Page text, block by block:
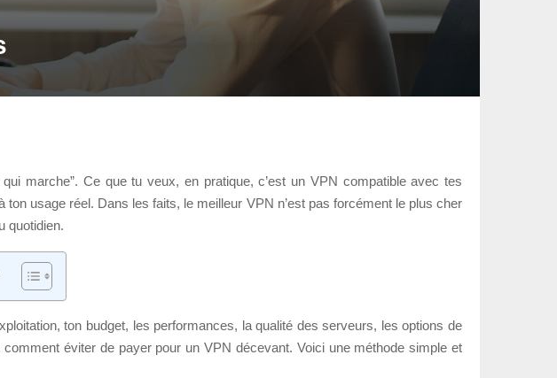
marche”. Ce que tu veux, en pratique, c’est un VPN compatible avec tes
usage réel. Dans les faits, le meilleur VPN n’est pas forcément le plus cher
quotidien.
ton budget, les performances, la qualité des serveurs, les options de
éviter de payer pour un VPN décevant. Voici une méthode simple et